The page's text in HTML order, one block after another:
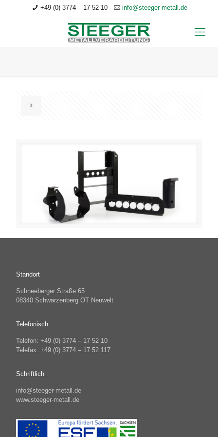
+49 (0) 3774 – 17 52 10 info@steeger-metall.de
Standort
Schneeberger Straße 65
08340 Schwarzenberg OT Neuwelt
Telefonisch
Telefon: +49 (0) 3774 – 17 52 10
Telefax: +49 (0) 3774 – 17 52 117
Schriftlich
info@steeger-metall.de
www.steeger-metall.de